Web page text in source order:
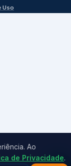
Uso
Ao
de Privacidade.